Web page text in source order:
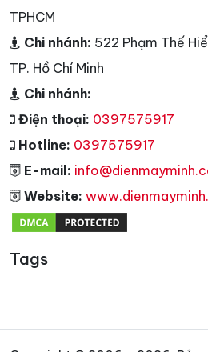
TPHCM
Chi nhánh: 522 Phạm Thế
TP. Hồ Chí Minh
Chi nhánh:
Điện thoại: 0397575917
Hotline: 0397575917
E-mail:
Website:
Tags